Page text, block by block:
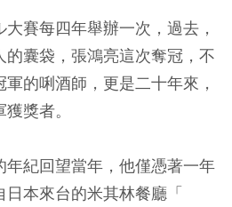
賽每四年舉辦一次，過去，
的囊袋，張鴻亮這次奪冠，不
的唎酒師，更是二十年來，
獎者。
紀回望當年，他僅憑著一年
本來台的米其林餐廳「